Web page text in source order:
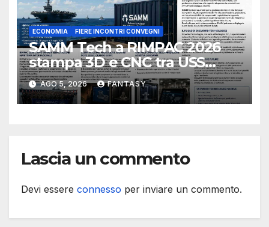
ECONOMIA FIERE INCONTRI CONVEGNI
SAMM Tech a RIMPAC 2026
stampa 3D e CNC tra USS
Essex e Schofield Barracks
AGO 5, 2026 FANTASY
Lascia un commento
Devi essere connesso per inviare un commento.